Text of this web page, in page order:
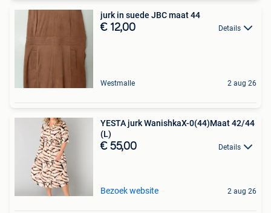
jurk in suede JBC maat 44
€ 12,00 Details
Westmalle 2 aug 26
YESTA jurk WanishkaX-0(44)Maat 42/44
(L)
€ 55,00 Details
Bezoek website 2 aug 26